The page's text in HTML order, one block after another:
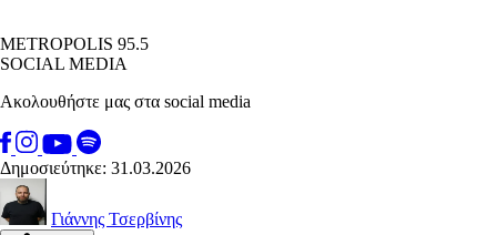
METROPOLIS 95.5
SOCIAL MEDIA
Ακολουθήστε μας στα social media
Δημοσιεύτηκε: 31.03.2026
Γιάννης Τσερβίνης